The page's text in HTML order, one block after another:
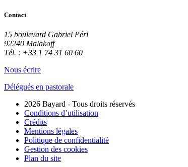
Contact
15 boulevard Gabriel Péri
92240 Malakoff
Tél. : +33 1 74 31 60 60
Nous écrire
Délégués en pastorale
2026 Bayard - Tous droits réservés
Conditions d’utilisation
Crédits
Mentions légales
Politique de confidentialité
Gestion des cookies
Plan du site